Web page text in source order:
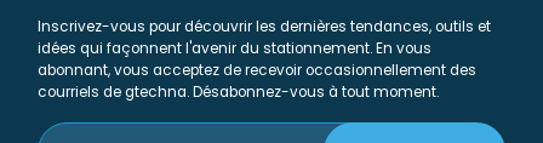
Inscrivez-vous pour découvrir les dernières tendances, outils et
idées qui façonnent l'avenir du stationnement. En vous
abonnant, vous acceptez de recevoir occasionnellement des
courriels de gtechna. Désabonnez-vous à tout moment.